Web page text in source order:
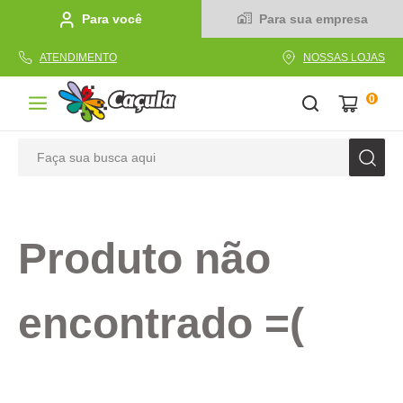
Para você Para sua empresa
ATENDIMENTO NOSSAS LOJAS
0
Produto não
encontrado =(
2º linha
4º tecido